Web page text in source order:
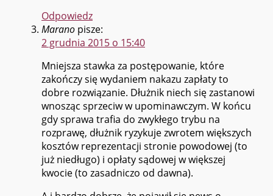
Odpowiedz
Marano pisze:
2 grudnia 2015 o 15:40
Mniejsza stawka za postępowanie, które
zakończy się wydaniem nakazu zapłaty to
dobre rozwiązanie. Dłużnik niech się zastanowi
wnosząc sprzeciw w upominawczym. W końcu
gdy sprawa trafia do zwykłego trybu na
rozprawę, dłużnik ryzykuje zwrotem większych
kosztów reprezentacji stronie powodowej (to
już niedługo) i opłaty sądowej w większej
kwocie (to zasadniczo od dawna).